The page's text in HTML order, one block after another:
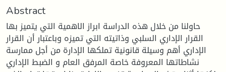
Abstract
حاولنا من خلال هذه الدراسة ابراز الاهمية التي يتميز بها
القرار الإداري السلبي وذاتيته التي تميزه وباعتبار أن القرار
الإداري أهم وسيلة قانونية تملكها الإدارة من أجل ممارسة
نشاطاتها المعروفة خاصة المرفق العام و الضبط الإداري